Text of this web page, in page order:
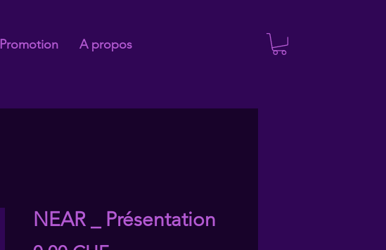
Promotion A propos
NEAR _ Présentation